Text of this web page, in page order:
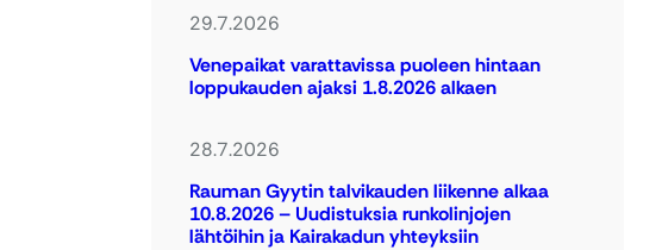
29.7.2026
Venepaikat varattavissa puoleen hintaan
loppukauden ajaksi 1.8.2026 alkaen
28.7.2026
Rauman Gyytin talvikauden liikenne alkaa
10.8.2026 – Uudistuksia runkolinjojen
lähtöihin ja Kairakadun yhteyksiin